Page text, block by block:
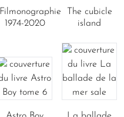
Filmonographie
1974-2020
The cubicle
island